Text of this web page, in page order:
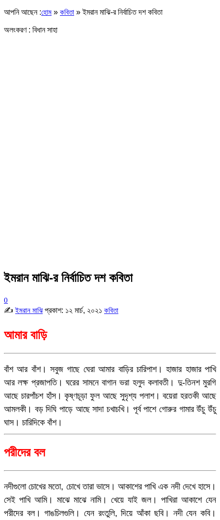
আপনি আছেন :হোম » কবিতা » ইমরান মাঝি-র নির্বাচিত দশ কবিতা
অলংকরণ : বিধান সাহা
ইমরান মাঝি-র নির্বাচিত দশ কবিতা
0
✍ইমরান মাঝি প্রকাশ: ১২ মার্চ, ২০২১ কবিতা
আমার বাড়ি
বাঁশ আর বাঁশ। সবুজ গাছে ঘেরা আমার বাড়ির চারিপাশ। হাজার হাজার পাখি
আর লক্ষ প্রজাপতি। ঘরের সামনে বাগান ভরা হলুদ কলাবতী। দু-তিনশ মুরগি
আছে চারপাঁচশ হাঁস। কৃষ্ণচূড়া ফুল আছে সুদৃশ্য পলাশ। বয়েরা হরতকী আছে
আমলকী। বড় দিঘি পাড়ে আছে সাদা চখাচখি। পূর্ব পাশে গোরুর গামার উঁচু উঁচু
ঘাস। চারিদিকে বাঁশ।
পরীদের বল
নদীগুলো চোখের মতো, চোখে তারা ভাসে। আকাশের পাখি এক নদী দেখে হাসে।
সেই পাখি আমি। মাঝে মাঝে নামি। খেয়ে যাই জল। পাখিরা আকাশে যেন
পরীদের বল। গাঙচিলগুলি। যেন রংতুলি, দিয়ে আঁকা ছবি। নদী যেন কবি।